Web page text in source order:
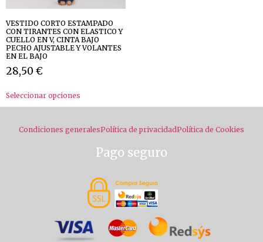
VESTIDO CORTO ESTAMPADO
CON TIRANTES CON ELASTICO Y
CUELLO EN V, CINTA BAJO
PECHO AJUSTABLE Y VOLANTES
EN EL BAJO
28,50 €
Seleccionar opciones
Condiciones generalesPolítica de privacidadPolítica de Cookies
Pago seguro